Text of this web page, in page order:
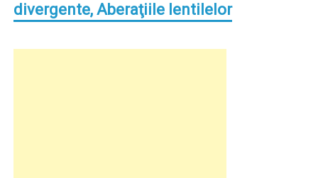
divergente, Aberaţiile lentilelor